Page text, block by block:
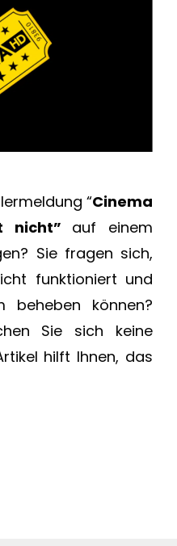
“Cinema
nicht” auf einem
Sie fragen sich,
funktioniert und
beheben können?
Sie sich keine
hilft Ihnen, das